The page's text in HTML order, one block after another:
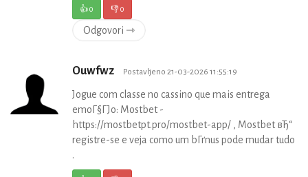
👍0 👎0
Odgovori ⇾
Ouwfwz Postavljeno 21-03-2026 11:55:19
Jogue com classe no cassino que mais entrega
emoГ§ГЈo: Mostbet -
https://mostbetpt.pro/mostbet-app/ , Mostbet вЂ“
registre-se e veja como um bГґnus pode mudar tudo
.